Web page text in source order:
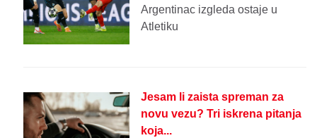
Argentinac izgleda ostaje u
Atletiku
Jesam li zaista spreman za
novu vezu? Tri iskrena pitanja
koja...